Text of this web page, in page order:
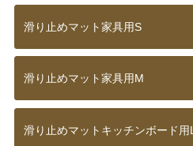
滑り止めマット家具用S
滑り止めマット家具用M
滑り止めマットキッチンボード用L